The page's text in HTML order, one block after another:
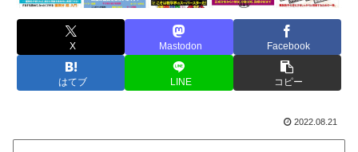
X Mastodon Facebook
はてブ LINE コピー
2022.08.21